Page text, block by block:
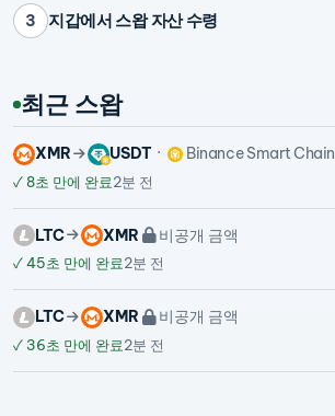
3 지갑에서 스왑 자산 수령
최근 스왑
XMR USDT Binance Smart Chain
✓8초 만에 완료2분 전
LTC XMR 비공개 금액
✓45초 만에 완료2분 전
LTC XMR 비공개 금액
✓ 36초 만에 완료2분 전